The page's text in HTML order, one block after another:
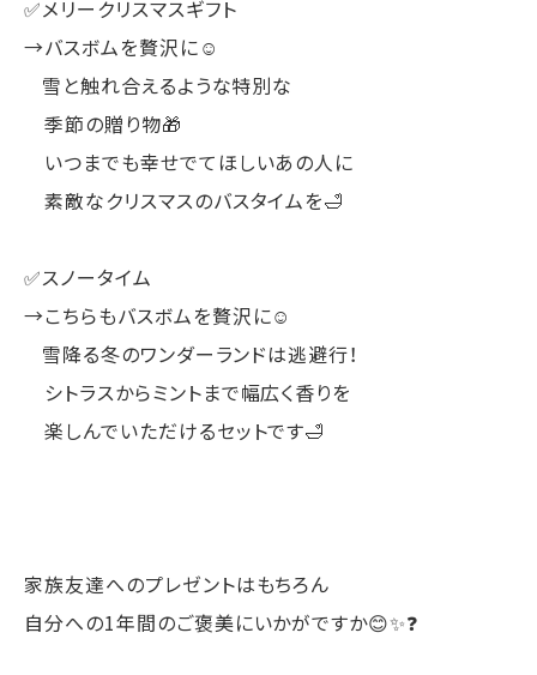
✅メリークリスマスギフト
→バスボムを贅沢に☺️
雪と触れ合えるような特別な
季節の贈り物🎁
いつまでも幸せでてほしいあの人に
素敵なクリスマスのバスタイムを🛁
✅スノータイム
→こちらもバスボムを贅沢に☺️
雪降る冬のワンダーランドは逃避行！
シトラスからミントまで幅広く香りを
楽しんでいただけるセットです🛁
家族友達へのプレゼントはもちろん
自分への1年間のご褒美にいかがですか😊✨❓